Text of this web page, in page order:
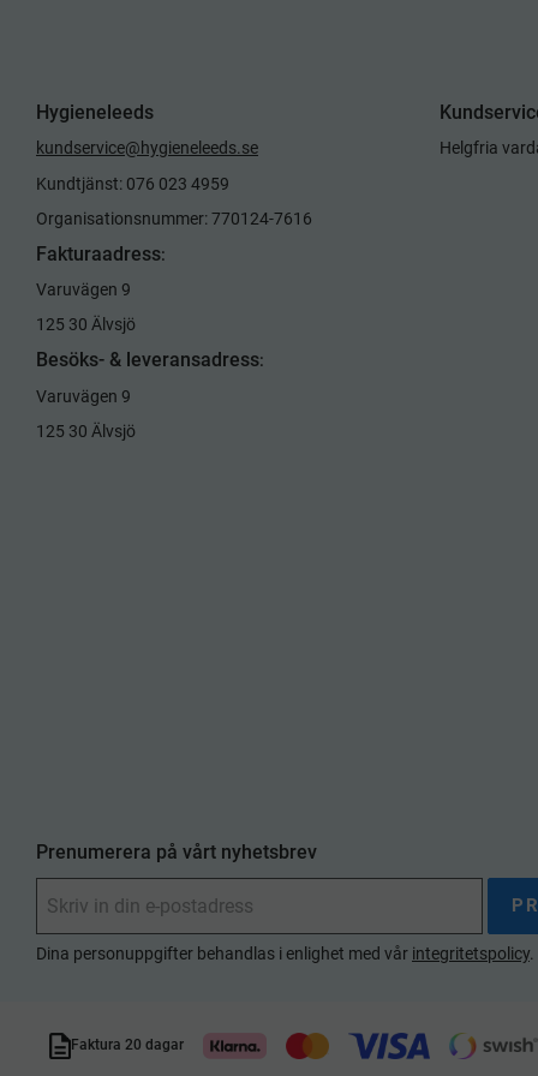
Hygieneleeds
kundservice@hygieneleeds.se
Kundtjänst: 076 023 4959
Organisationsnummer: 770124-7616
Fakturaadress:
Varuvägen 9
125 30 Älvsjö
Besöks- & leveransadress:
Varuvägen 9
125 30 Älvsjö
Helgfria
Prenumerera på vårt nyhetsbrev
Dina personuppgifter behandlas i enlighet med vår integritetspolicy.
Faktura 20 dagar